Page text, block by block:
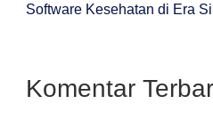
Software Kesehatan di Era
Komentar